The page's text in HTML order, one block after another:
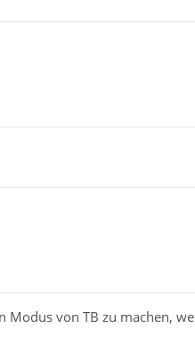
Modus von TB zu machen,